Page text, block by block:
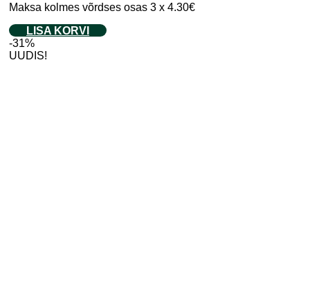
Maksa kolmes võrdses osas 3 x 4.30€
LISA KORVI
-31%
UUDIS!